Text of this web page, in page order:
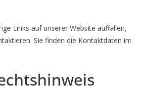
Links auf unserer Website auffallen,
Sie finden die Kontaktdaten im